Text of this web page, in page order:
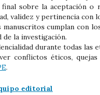
sobre la aceptación o
validez y pertinencia con
cumplan con
la investigación.
durante todas las
conflictos éticos,
.
editorial